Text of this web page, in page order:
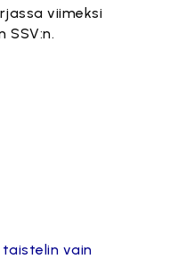
viimeksi
SSV:n.
vain